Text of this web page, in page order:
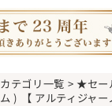
カテゴリ一覧 > ★セー
ム ) 【 アルティジャ